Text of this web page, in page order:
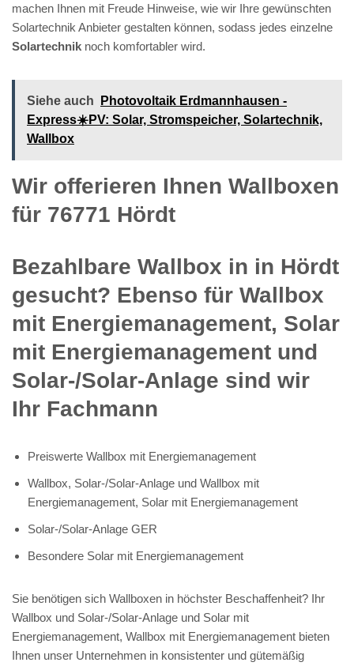
machen Ihnen mit Freude Hinweise, wie wir Ihre gewünschten
Solartechnik Anbieter gestalten können, sodass jedes einzelne
Solartechnik noch komfortabler wird.
Siehe auch
Photovoltaik Erdmannhausen -
Express☀️PV️: Solar, Stromspeicher, Solartechnik,
Wallbox
Wir offerieren Ihnen Wallboxen
für 76771 Hördt
Bezahlbare Wallbox in in Hördt
gesucht? Ebenso für Wallbox
mit Energiemanagement, Solar
mit Energiemanagement und
Solar-/Solar-Anlage sind wir
Ihr Fachmann
Preiswerte Wallbox mit Energiemanagement
Wallbox, Solar-/Solar-Anlage und Wallbox mit
Energiemanagement, Solar mit Energiemanagement
Solar-/Solar-Anlage GER
Besondere Solar mit Energiemanagement
Sie benötigen sich Wallboxen in höchster Beschaffenheit? Ihr
Wallbox und Solar-/Solar-Anlage und Solar mit
Energiemanagement, Wallbox mit Energiemanagement bieten
Ihnen unser Unternehmen in konsistenter und gütemäßig